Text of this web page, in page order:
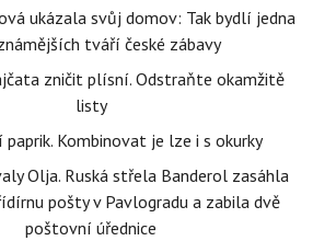
ukázala svůj domov: Tak bydlí jedna
tváří české zábavy
zničit plísní. Odstraňte okamžitě
listy
paprik. Kombinovat je lze i s okurky
Olja. Ruská střela Banderol zasáhla
pošty v Pavlogradu a zabila dvě
poštovní úřednice